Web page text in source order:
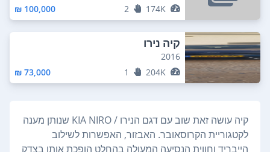
174K
2
100,000 ₪
קיה נירו
2016
204K
1
73,000 ₪
קיה עושה זאת שוב עם דגם הנירו / KIA NIRO שנותן מענה
לקטגוריית הקרוסאובר. האבזור, האפשרות לשילוב
הייבריד וחווית הנסיעה המעולה בהחלט הופכת אותו בצדק